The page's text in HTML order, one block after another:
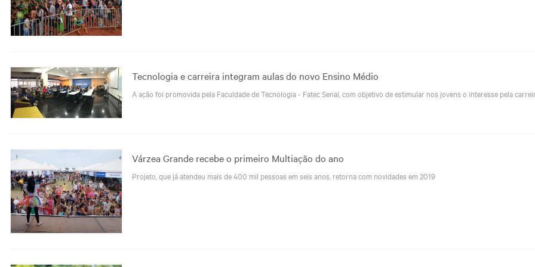
Tecnologia e carreira integram aulas do novo Ensino Médio
A ação foi promovida pela Faculdade de Tecnologia - Fatec Senai, com objetivo de estimular nos jovens o interesse pela
Várzea Grande recebe o primeiro Multiação do ano
Projeto, que já atendeu mais de 400 mil pessoas em seis anos, retorna com novidades em 2019